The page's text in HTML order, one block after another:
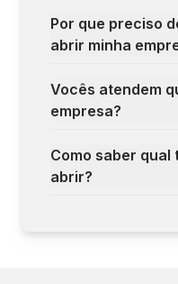
Por que preciso
abrir minha
Vocês atendem
empresa?
Como saber qual
abrir?